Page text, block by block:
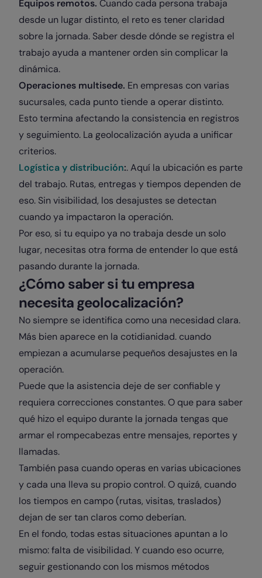
Equipos remotos. Cuando cada persona trabaja
desde un lugar distinto, el reto es tener claridad
sobre la jornada. Saber desde dónde se registra el
trabajo ayuda a mantener orden sin complicar la
dinámica.
Operaciones multisede. En empresas con varias
sucursales, cada punto tiende a operar distinto.
Esto termina afectando la consistencia en registros
y seguimiento. La geolocalización ayuda a unificar
criterios.
Logística y distribución:. Aquí la ubicación es parte
del trabajo. Rutas, entregas y tiempos dependen de
eso. Sin visibilidad, los desajustes se detectan
cuando ya impactaron la operación.
Por eso, si tu equipo ya no trabaja desde un solo
lugar, necesitas otra forma de entender lo que está
pasando durante la jornada.
¿Cómo saber si tu empresa
necesita geolocalización?
No siempre se identifica como una necesidad clara.
Más bien aparece en la cotidianidad. cuando
empiezan a acumularse pequeños desajustes en la
operación.
Puede que la asistencia deje de ser confiable y
requiera correcciones constantes. O que para saber
qué hizo el equipo durante la jornada tengas que
armar el rompecabezas entre mensajes, reportes y
llamadas.
También pasa cuando operas en varias ubicaciones
y cada una lleva su propio control. O quizá, cuando
los tiempos en campo (rutas, visitas, traslados)
dejan de ser tan claros como deberían.
En el fondo, todas estas situaciones apuntan a lo
mismo: falta de visibilidad. Y cuando eso ocurre,
seguir gestionando con los mismos métodos